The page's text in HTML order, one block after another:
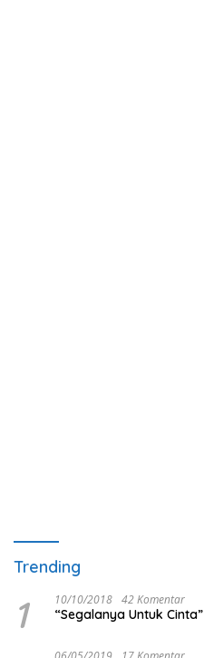
Trending
1 10/10/2018 42 Komentar
“Segalanya Untuk Cinta”